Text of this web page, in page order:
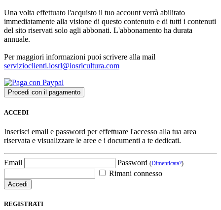
Una volta effettuato l'acquisto il tuo account verrà abilitato
immediatamente alla visione di questo contenuto e di tutti i contenuti
del sito riservati solo agli abbonati. L'abbonamento ha durata
annuale.
Per maggiori informazioni puoi scrivere alla mail
servizioclienti.iosrl@iosrlcultura.com
ACCEDI
Inserisci email e password per effettuare l'accesso alla tua area
riservata e visualizzare le aree e i documenti a te dedicati.
Email Password (Dimenticata?)
Rimani connesso
REGISTRATI